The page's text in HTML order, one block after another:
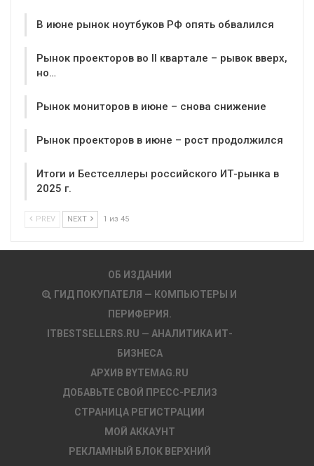
В июне рынок ноутбуков РФ опять обвалился
Рынок проекторов во II квартале – рывок вверх,
но…
Рынок мониторов в июне – снова снижение
Рынок проекторов в июне – рост продолжился
Итоги и Бестселлеры российского ИТ-рынка в
2025 г.
PREV NEXT 1 из 45
ОБ ИЗДАНИИ
ГИД ПОКУПАТЕЛЯ — КОМПЬЮТЕРЫ И
ПЕРИФЕРИЯ.
ITBESTSELLERS.RU — АНАЛИТИКА ИТ-
БИЗНЕСА
АРХИВ BYTEMAG.RU
ДОБАВЬТЕ СВОЙ ПРЕСС-РЕЛИЗ
СТРАНИЦА РЕГИСТРАЦИИ
МОЙ АККАУНТ
РЕКЛАМНЫЙ БЛОК ВЕРХНИЙ